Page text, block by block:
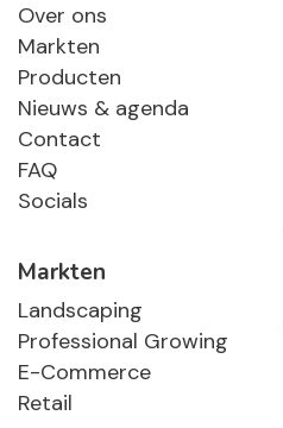
Over ons
Markten
Producten
Nieuws & agenda
Contact
FAQ
Socials
Markten
Landscaping
Professional Growing
E-Commerce
Retail